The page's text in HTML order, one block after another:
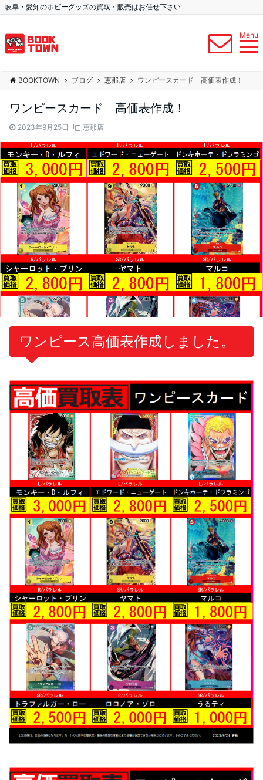
岐阜・愛知のホビーグッズの買取・販売はお任せ下さい
Menu
BOOKTOWN ブログ 恵那店 ワンピースカード 高価表作成！
ワンピースカード 高価表作成！
2023年9月25日 恵那店
ワンピース高価表作成しました。